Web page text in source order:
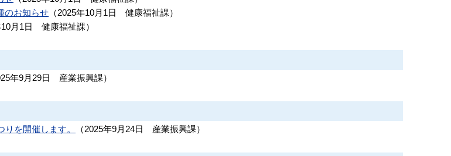
のお知らせ （2025年10月1日 健康福祉課）
月1日 健康福祉課）
年9月29日 産業振興課）
りを開催します。 （2025年9月24日 産業振興課）